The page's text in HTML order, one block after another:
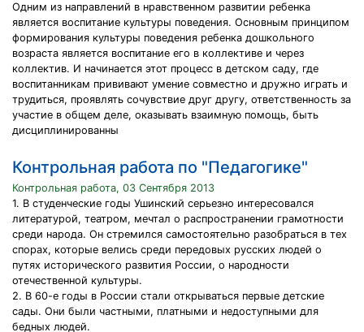
Одним из направлений в нравственном развитии ребенка
является воспитание культуры поведения. Основным принципом
формирования культуры поведения ребенка дошкольного
возраста является воспитание его в коллективе и через
коллектив. И начинается этот процесс в детском саду, где
воспитанникам прививают умение совместно и дружно играть и
трудиться, проявлять сочувствие друг другу, ответственность за
участие в общем деле, оказывать взаимную помощь, быть
дисциплинированны
Контрольная работа по "Педагогике"
Контрольная работа, 03 Сентября 2013
1. В студенческие годы Ушинский серьезно интересовался
литературой, театром, мечтал о распространении грамотности
среди народа. Он стремился самостоятельно разобраться в тех
спорах, которые велись среди передовых русских людей о
путях исторического развития России, о народности
отечественной культуры.
2. В 60-е годы в России стали открываться первые детские
сады. Они были частными, платными и недоступными для
бедных людей.